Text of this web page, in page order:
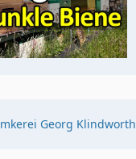
Georg Klindworth